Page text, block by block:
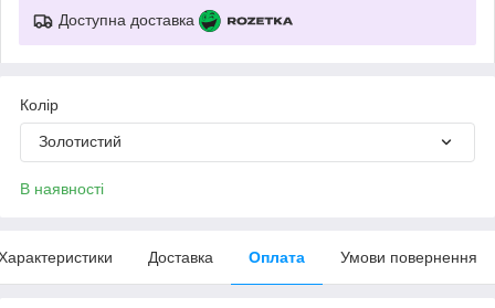
Доступна доставка
Колір
Золотистий
В наявності
Доставка Оплата Умови повернення